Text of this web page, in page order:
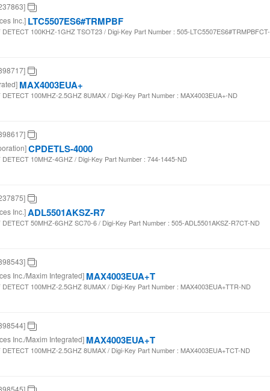
Inc.] LTC5507ES6#TRMPBF
DETECT 100KHZ-1GHZ TSOT23 / Digi-Key Part Number : 505-LTC5507ES6#TRMPBFCT-
MAX4003EUA+
DETECT 100MHZ-2.5GHZ 8UMAX / Digi-Key Part Number : MAX4003EUA+-ND
CPDETLS-4000
DETECT 10MHZ-4GHZ / Digi-Key Part Number : 744-1445-ND
Inc.]ADL5501AKSZ-R7
DETECT 50MHZ-6GHZ SC70-6 / Digi-Key Part Number : 505-ADL5501AKSZ-R7CT-ND
Inc./Maxim Integrated] MAX4003EUA+T
DETECT 100MHZ-2.5GHZ 8UMAX / Digi-Key Part Number : MAX4003EUA+TTR-ND
Inc./Maxim Integrated] MAX4003EUA+T
DETECT 100MHZ-2.5GHZ 8UMAX / Digi-Key Part Number : MAX4003EUA+TCT-ND